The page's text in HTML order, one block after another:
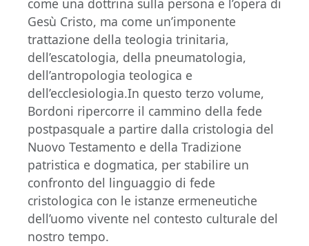
come una dottrina sulla persona e l’opera di
Gesù Cristo, ma come un’imponente
trattazione della teologia trinitaria,
dell’escatologia, della pneumatologia,
dell’antropologia teologica e
dell’ecclesiologia.In questo terzo volume,
Bordoni ripercorre il cammino della fede
postpasquale a partire dalla cristologia del
Nuovo Testamento e della Tradizione
patristica e dogmatica, per stabilire un
confronto del linguaggio di fede
cristologica con le istanze ermeneutiche
dell’uomo vivente nel contesto culturale del
nostro tempo.